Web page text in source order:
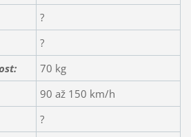
?
?
70 kg
90 až 150 km/h
?